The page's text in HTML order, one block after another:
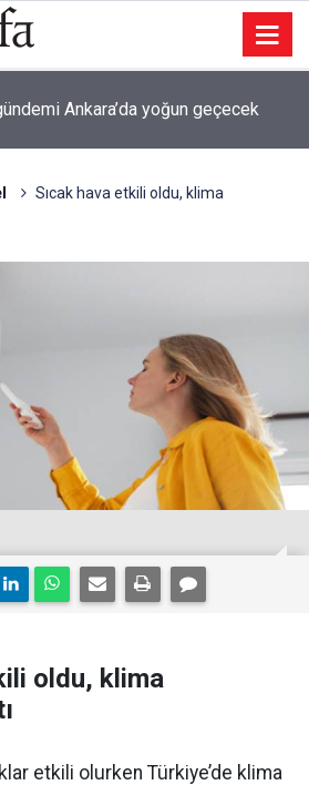
Ankara’da yoğun geçecek
Sıcak hava etkili oldu, klima
oldu, klima
etkili olurken Türkiye’de klima